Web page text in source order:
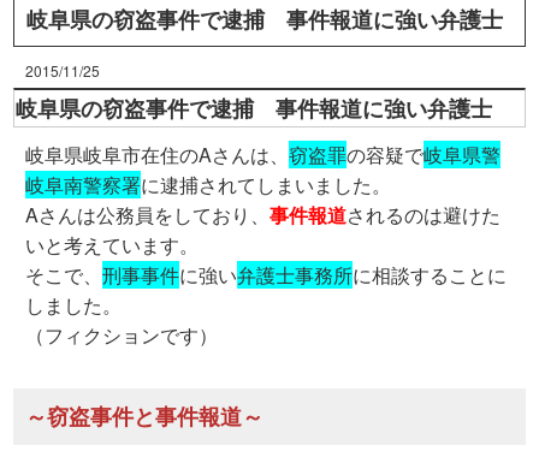
岐阜県の窃盗事件で逮捕 事件報道に強い弁護士
2015/11/25
岐阜県の窃盗事件で逮捕 事件報道に強い弁護士
岐阜県岐阜市在住のAさんは、窃盗罪の容疑で岐阜県警
岐阜南警察署に逮捕されてしまいました。
Aさんは公務員をしており、事件報道されるのは避けた
いと考えています。
そこで、刑事事件に強い弁護士事務所に相談することに
しました。
（フィクションです）
～窃盗事件と事件報道～